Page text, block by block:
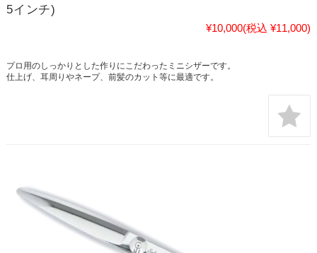
5インチ)
¥10,000(税込 ¥11,000)
プロ用のしっかりとした作りにこだわったミニシザーです。
仕上げ、耳周りやネープ、前髪のカット等に最適です。